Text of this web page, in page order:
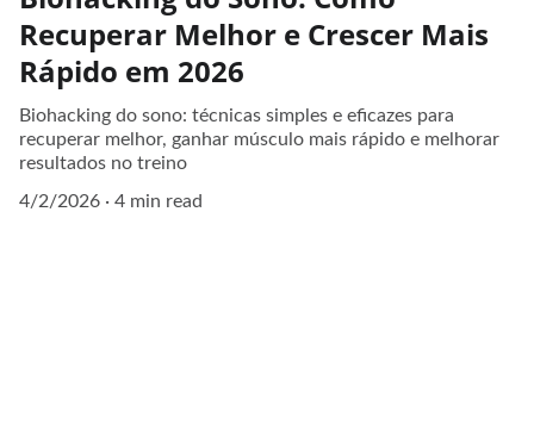
Recuperar Melhor e Crescer Mais
Rápido em 2026
Biohacking do sono: técnicas simples e eficazes para
recuperar melhor, ganhar músculo mais rápido e melhorar
resultados no treino
4/2/2026
4 min read